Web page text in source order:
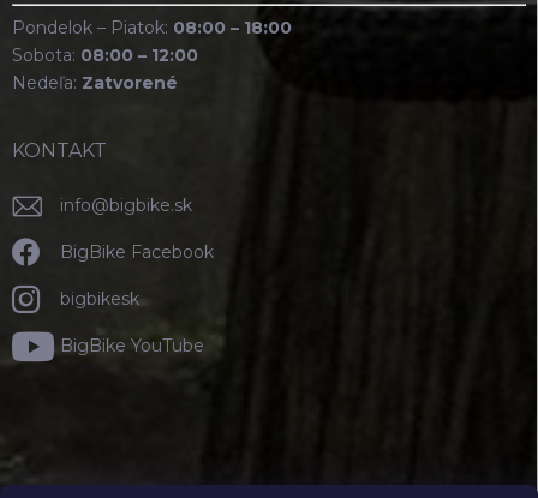
Pondelok – Piatok: 08:00 – 18:00
Sobota: 08:00 – 12:00
Nedeľa: Zatvorené
KONTAKT
info@bigbike.sk
BigBike Facebook
bigbikesk
BigBike YouTube